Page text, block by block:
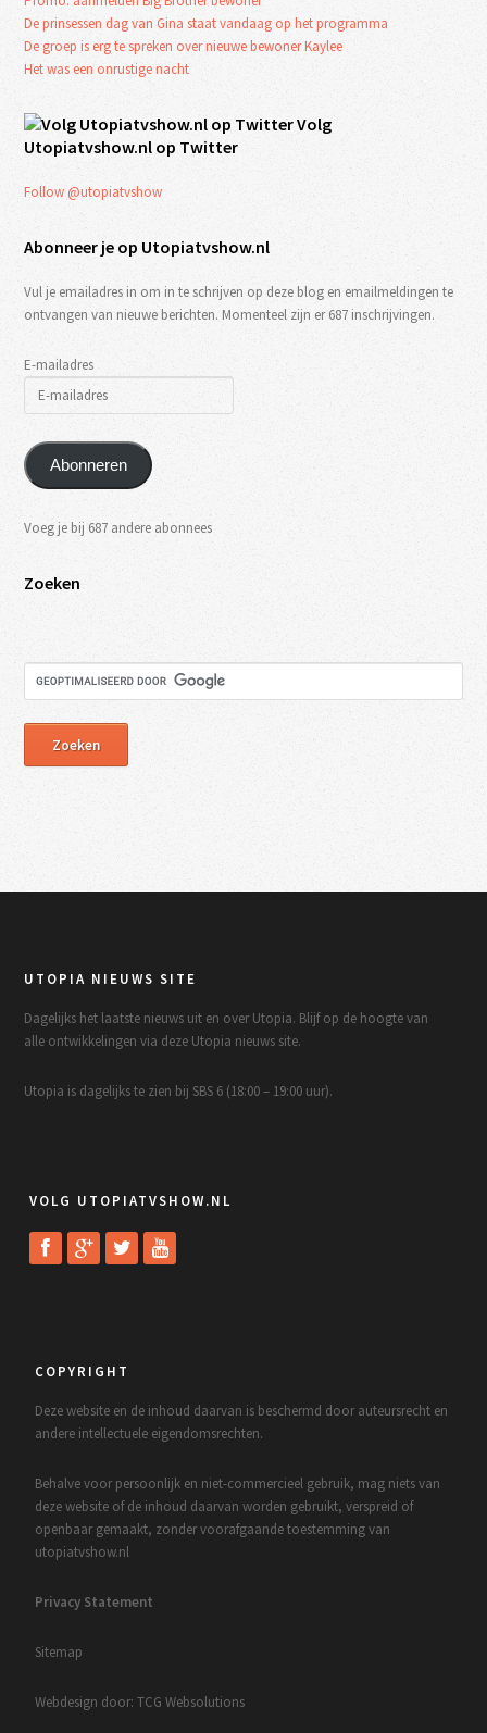
De prinsessen dag van Gina staat vandaag op het programma
De groep is erg te spreken over nieuwe bewoner Kaylee
Het was een onrustige nacht
Volg
Utopiatvshow.nl op Twitter
Follow @utopiatvshow
Abonneer je op Utopiatvshow.nl
Vul je emailadres in om in te schrijven op deze blog en emailmeldingen te
ontvangen van nieuwe berichten. Momenteel zijn er 687 inschrijvingen.
E-mailadres
Abonneren
Voeg je bij 687 andere abonnees
Zoeken
UTOPIA NIEUWS SITE
Dagelijks het laatste nieuws uit en over Utopia. Blijf op de hoogte van
alle ontwikkelingen via deze Utopia nieuws site.
Utopia is dagelijks te zien bij SBS 6 (18:00 – 19:00 uur).
VOLG UTOPIATVSHOW.NL
COPYRIGHT
Deze website en de inhoud daarvan is beschermd door auteursrecht en
andere intellectuele eigendomsrechten.
Behalve voor persoonlijk en niet-commercieel gebruik, mag niets van
deze website of de inhoud daarvan worden gebruikt, verspreid of
openbaar gemaakt, zonder voorafgaande toestemming van
utopiatvshow.nl
Privacy Statement
Sitemap
Webdesign door: TCG Websolutions